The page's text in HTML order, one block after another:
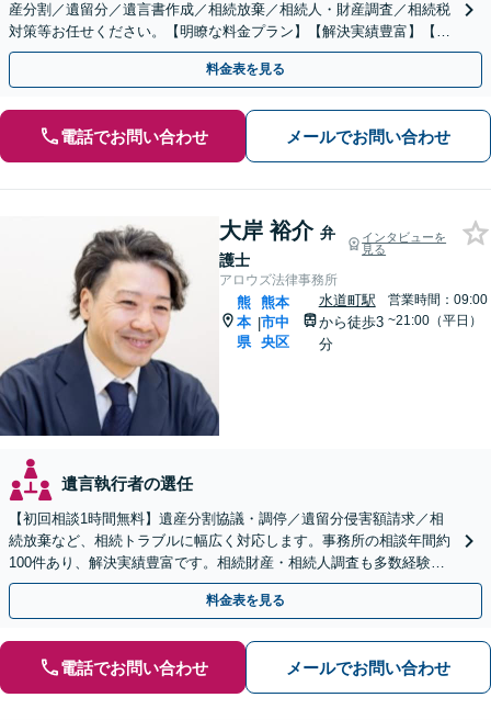
産分割／遺留分／遺言書作成／相続放棄／相続人・財産調査／相続税
対策等お任せください。【明瞭な料金プラン】【解決実績豊富】【電
話相談可】
料金表を見る
電話でお問い合わせ メールでお問い合わせ
大岸 裕介 弁
護士
インタビューを
見る
アロウズ法律事務所
熊
本
県
|
熊本
市中
央区
水道町駅
から徒歩3
分
営業時間：09:00
~21:00（平日）
遺言執行者の選任
【初回相談1時間無料】遺産分割協議・調停／遺留分侵害額請求／相
続放棄など、相続トラブルに幅広く対応します。事務所の相談年間約
100件あり、解決実績豊富です。相続財産・相続人調査も多数経験あ
り。遺言書の作成もお任せください【水道町3分】
料金表を見る
電話でお問い合わせ メールでお問い合わせ